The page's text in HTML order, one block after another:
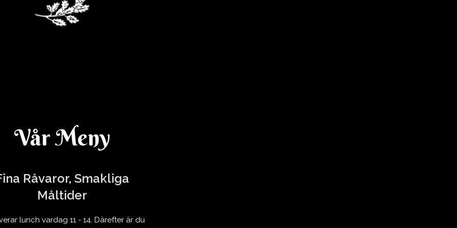
Vår Meny
Råvaror, Smakliga
Måltider
lunch vardag 11 - 14. Därefter är du